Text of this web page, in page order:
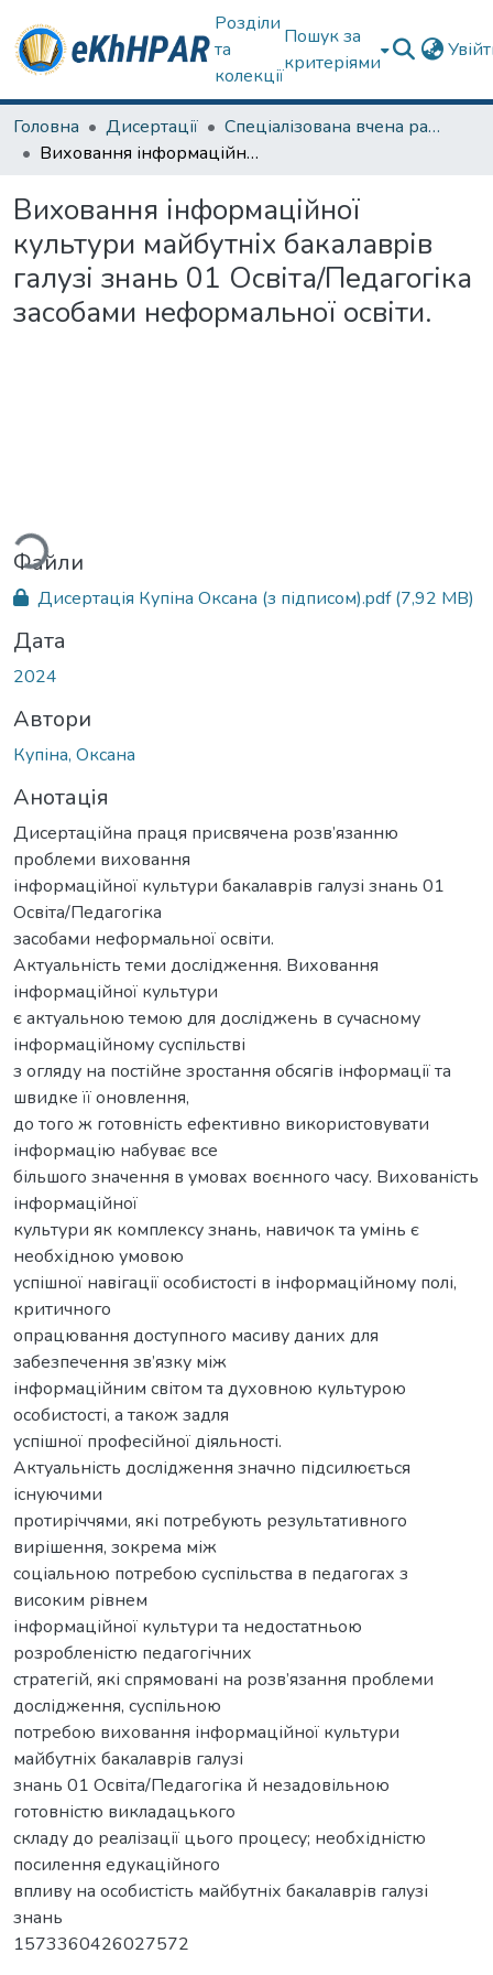
Розділи
та
колекції
Пошук за
критеріями
Головна Дисертації
Спеціалізована вчена рада спец. 011 Освітні, педагогічні науки
Виховання інформаційної культури майбутніх бакалаврів галузі знань 01 Освіта/Педагогіка засобами неформальної освіти.
Виховання інформаційної
культури майбутніх бакалаврів
галузі знань 01 Освіта/Педагогіка
засобами неформальної освіти.
Вантажиться...
Файли
Дисертація Купіна Оксана (з підписом).pdf(7,92 MB)
Дата
2024
Автори
Купіна, Оксана
Анотація
Дисертаційна праця присвячена розв’язанню
проблеми виховання
інформаційної культури бакалаврів галузі знань 01
Освіта/Педагогіка
засобами неформальної освіти.
Актуальність теми дослідження. Виховання
інформаційної культури
є актуальною темою для досліджень в сучасному
інформаційному суспільстві
з огляду на постійне зростання обсягів інформації та
швидке її оновлення,
до того ж готовність ефективно використовувати
інформацію набуває все
більшого значення в умовах воєнного часу. Вихованість
інформаційної
культури як комплексу знань, навичок та умінь є
необхідною умовою
успішної навігації особистості в інформаційному полі,
критичного
опрацювання доступного масиву даних для
забезпечення зв’язку між
інформаційним світом та духовною культурою
особистості, а також задля
успішної професійної діяльності.
Актуальність дослідження значно підсилюється
існуючими
протиріччями, які потребують результативного
вирішення, зокрема між
соціальною потребою суспільства в педагогах з
високим рівнем
інформаційної культури та недостатньою
розробленістю педагогічних
стратегій, які спрямовані на розв’язання проблеми
дослідження, суспільною
потребою виховання інформаційної культури
майбутніх бакалаврів галузі
знань 01 Освіта/Педагогіка й незадовільною
готовністю викладацького
складу до реалізації цього процесу; необхідністю
посилення едукаційного
впливу на особистість майбутніх бакалаврів галузі
знань
1573360426027572